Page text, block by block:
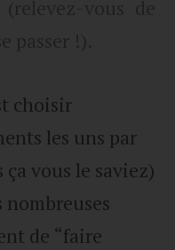
choisir
les uns par
vous le saviez)
nombreuses
de “faire